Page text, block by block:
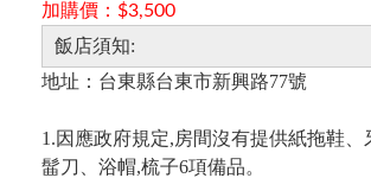
加購價：$3,500
飯店須知:
地址：台東縣台東市新興路77號
1.因應政府規定,房間沒有提供紙拖鞋、
髷刀、浴帽,梳子6項備品。